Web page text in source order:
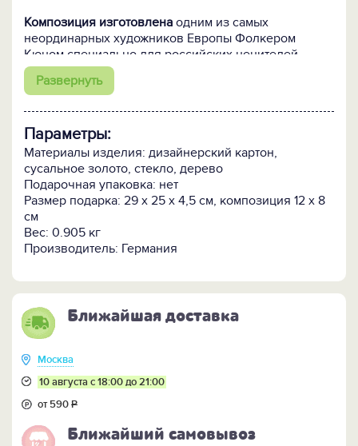
Композиция изготовлена одним из самых
неординарных художников Европы Фолкером
Кюном специально для российских ценителей
нестандартных решений в сфере бизнес-подарков.
Подлинность картины подтверждается сигнатурой
(подписью) автора на лицевой стороне картины
и авторским клеймом на её оборотной стороне.
Размеры: композиция - 12 х 8 см, внешние - 25 х 29 х
5 см.
ПОСМОТРИТЕ другие объемные картины и панно >>
Развернуть
Параметры:
Материалы изделия: дизайнерский картон,
сусальное золото, стекло, дерево
Подарочная упаковка: нет
Размер подарка: 29 x 25 х 4,5 см, композиция 12 х 8
см
Вес: 0.905 кг
Производитель: Германия
Ближайшая доставка
Москва
10 августа с 18:00 до 21:00
от 590Р
Ближайший самовывоз